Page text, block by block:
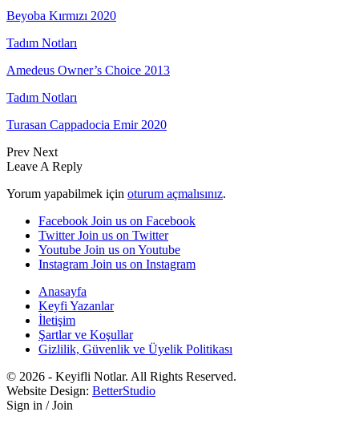
Beyoba Kırmızı 2020
Tadım Notları
Amedeus Owner’s Choice 2013
Tadım Notları
Turasan Cappadocia Emir 2020
Prev Next
Leave A Reply
Yorum yapabilmek için oturum açmalısınız.
Facebook Join us on Facebook
Twitter Join us on Twitter
Youtube Join us on Youtube
Instagram Join us on Instagram
Anasayfa
Keyfi Yazanlar
İletişim
Şartlar ve Koşullar
Gizlilik, Güvenlik ve Üyelik Politikası
© 2026 - Keyifli Notlar. All Rights Reserved.
Website Design: BetterStudio
Sign in / Join